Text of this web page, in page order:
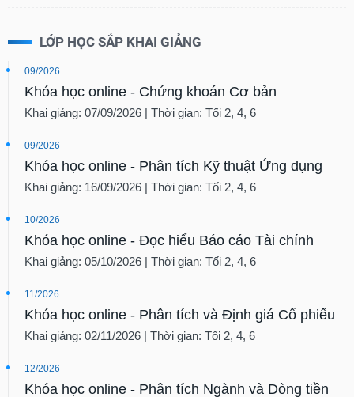
LỚP HỌC SẮP KHAI GIẢNG
09/2026
Khóa học online - Chứng khoán Cơ bản
Khai giảng: 07/09/2026 | Thời gian: Tối 2, 4, 6
09/2026
Khóa học online - Phân tích Kỹ thuật Ứng dụng
Khai giảng: 16/09/2026 | Thời gian: Tối 2, 4, 6
10/2026
Khóa học online - Đọc hiểu Báo cáo Tài chính
Khai giảng: 05/10/2026 | Thời gian: Tối 2, 4, 6
11/2026
Khóa học online - Phân tích và Định giá Cổ phiếu
Khai giảng: 02/11/2026 | Thời gian: Tối 2, 4, 6
12/2026
Khóa học online - Phân tích Ngành và Dòng tiền